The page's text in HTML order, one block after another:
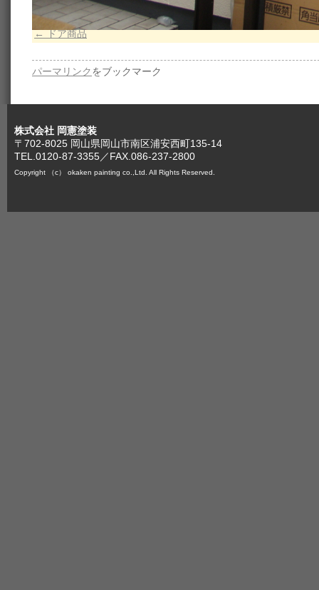
ドア商品
パーマリンクをブックマーク
株式会社 岡憲塗装
〒702-8025 岡山県岡山市南区浦安西町135-14
TEL.0120-87-3355／FAX.086-237-2800
Copyright （c） okaken painting co.,Ltd. All Rights Reserved.